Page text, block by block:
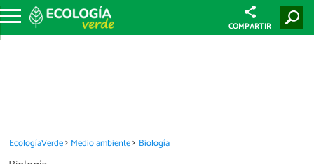
COMPARTIR
EcologíaVerde Medio ambiente Biología